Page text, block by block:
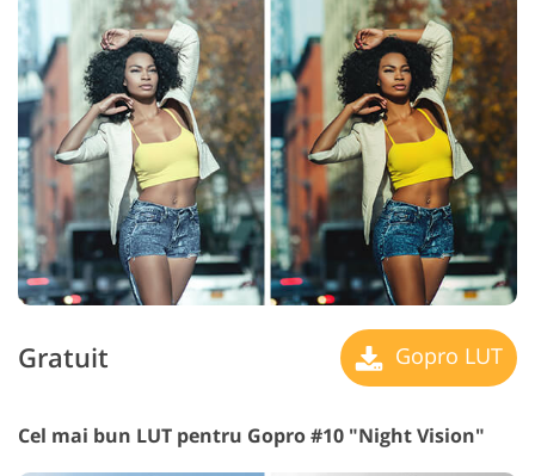
Gratuit Gopro LUT
Cel mai bun LUT pentru Gopro #10 "Night Vision"